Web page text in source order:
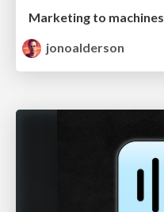
Marketing to machines
jonoalderson